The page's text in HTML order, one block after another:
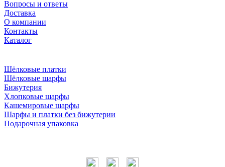
Вопросы и ответы
Доставка
О компании
Контакты
Каталог
Шёлковые платки
Шёлковые шарфы
Бижутерия
Хлопковые шарфы
Кашемировые шарфы
Шарфы и платки без бижутерии
Подарочная упаковка